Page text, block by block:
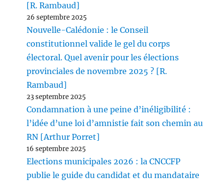
[R. Rambaud]
26 septembre 2025
Nouvelle-Calédonie : le Conseil
constitutionnel valide le gel du corps
électoral. Quel avenir pour les élections
provinciales de novembre 2025 ? [R.
Rambaud]
23 septembre 2025
Condamnation à une peine d’inéligibilité :
l’idée d’une loi d’amnistie fait son chemin au
RN [Arthur Porret]
16 septembre 2025
Elections municipales 2026 : la CNCCFP
publie le guide du candidat et du mandataire